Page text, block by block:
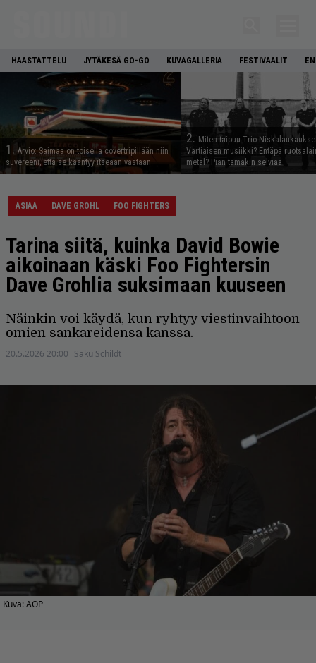
HAASTATTELU JYTÄKESÄ GO-GO KUVAGALLERIA FESTIVAALIT
1. Arvio: Saimaa on toisella covertripillään niin
suvereeni, että se kääntyy itseään vastaan
2. Miten taipuu Trio
Vartiaisen musiikki? Entäpä
metal? Pian tämäkin selviää
ASIAA DAVE GROHL FOO FIGHTERS
Tarina siitä, kuinka David Bowie
aikoinaan käski Foo Fightersin
Dave Grohlia suksimaan kuuseen
Näinkin voi käydä, kun ryhtyy viestinvaihtoon
omien sankareidensa kanssa.
20.5.2026 20:00 Saku Schildt
Kuva: AOP